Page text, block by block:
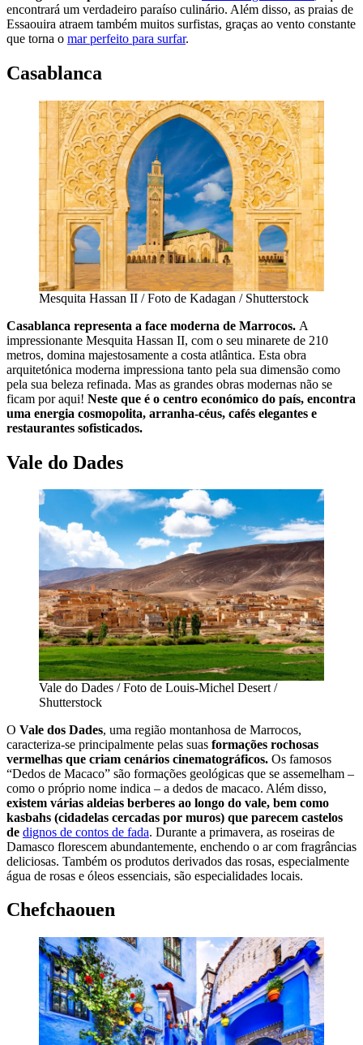
encontrará um verdadeiro paraíso culinário. Além disso, as praias de
Essaouira atraem também muitos surfistas, graças ao vento constante
que torna o mar perfeito para surfar.
Casablanca
Mesquita Hassan II / Foto de Kadagan / Shutterstock
Casablanca representa a face moderna de Marrocos. A
impressionante Mesquita Hassan II, com o seu minarete de 210
metros, domina majestosamente a costa atlântica. Esta obra
arquitetónica moderna impressiona tanto pela sua dimensão como
pela sua beleza refinada. Mas as grandes obras modernas não se
ficam por aqui! Neste que é o centro económico do país, encontra
uma energia cosmopolita, arranha-céus, cafés elegantes e
restaurantes sofisticados.
Vale do Dades
Vale do Dades / Foto de Louis-Michel Desert /
Shutterstock
O Vale dos Dades, uma região montanhosa de Marrocos,
caracteriza-se principalmente pelas suas formações rochosas
vermelhas que criam cenários cinematográficos. Os famosos
“Dedos de Macaco” são formações geológicas que se assemelham –
como o próprio nome indica – a dedos de macaco. Além disso,
existem várias aldeias berberes ao longo do vale, bem como
kasbahs (cidadelas cercadas por muros) que parecem castelos
de dignos de contos de fada. Durante a primavera, as roseiras de
Damasco florescem abundantemente, enchendo o ar com fragrâncias
deliciosas. Também os produtos derivados das rosas, especialmente
água de rosas e óleos essenciais, são especialidades locais.
Chefchaouen